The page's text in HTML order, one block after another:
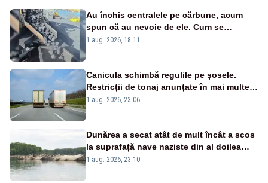
Au închis centralele pe cărbune, acum
spun că au nevoie de ele. Cum se
pasează vina în plină criză energetică
1 aug. 2026, 18:11
Canicula schimbă regulile pe șosele.
Restricții de tonaj anunțate în mai multe
județe
1 aug. 2026, 23:06
Dunărea a secat atât de mult încât a scos
la suprafață nave naziste din al doilea
război mondial
1 aug. 2026, 23:10